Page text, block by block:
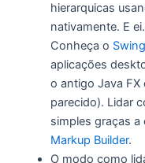
hierarquicas
nativamente. E
Conheça o
aplicações
o antigo Java FX
parecido). Lidar
simples graças a
Markup Builder.
O modo como